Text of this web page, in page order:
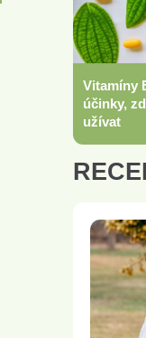
Vitamíny
účinky,
užívat